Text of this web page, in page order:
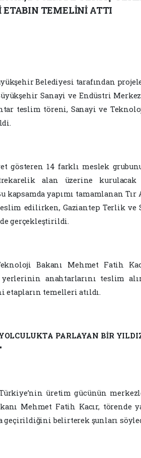
ETABIN TEMELİNİ ATTI
Belediyesi tarafından
Sanayi ve Endüstri
teslim töreni, Sanayi ve
gösteren 14 farklı meslek
alan üzerine kurulacak
kapsamda yapımı tamamlanan
edilirken, Gaziantep Terlik ve
gerçekleştirildi.
Bakanı Mehmet Fatih
anahtarlarını teslim
etapların temelleri atıldı.
PARLAYAN BİR
üretim gücünün
Mehmet Fatih Kacır, törende
geçirildiğini belirterek şunları